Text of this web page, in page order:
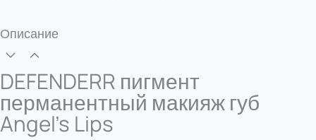
Описание
DEFENDERR пигмент
перманентный макияж губ
Angel’s Lips